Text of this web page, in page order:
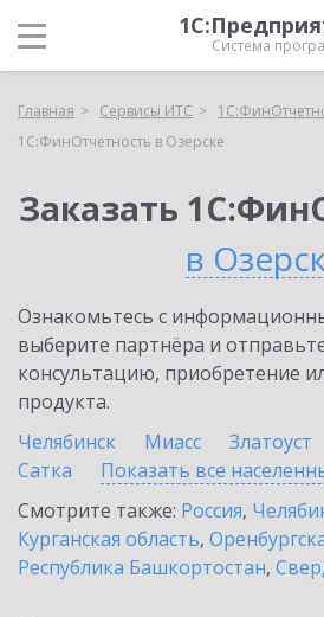
Система
Главная Сервисы ИТС
1С:ФинОтчетность в Озерске
Заказать
в
Ознакомьтесь с
выберите партнёра и
консультацию, приобретение
продукта.
Челябинск
Миасс Златоуст
Сатка
Показать все
Смотрите также: Россия,
Курганская область,
Республика Башкортостан,